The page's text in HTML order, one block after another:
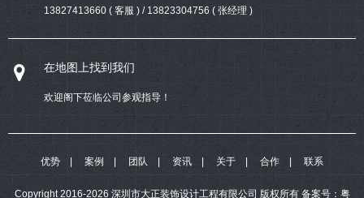
13827413660 ( 客服 ) / 13823304756 ( 张经理 )
在地图上找到我们
欢迎阁下莅临公司参观指导！
优势 案例 团队 资讯 关于 合作 联系
Copyright 2016-2026 深圳市大正装饰设计工程有限公司 版权所有 备案号： 粤